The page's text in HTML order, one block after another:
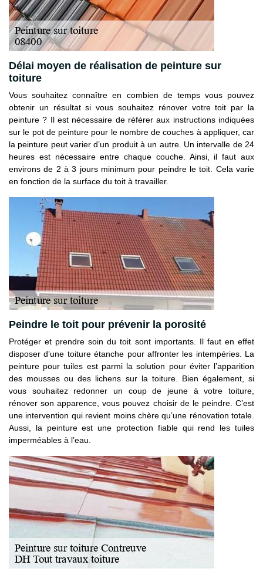
Délai moyen de réalisation de peinture sur
toiture
Vous souhaitez connaître en combien de temps vous pouvez
obtenir un résultat si vous souhaitez rénover votre toit par la
peinture ? Il est nécessaire de référer aux instructions indiquées
sur le pot de peinture pour le nombre de couches à appliquer, car
la peinture peut varier d’un produit à un autre. Un intervalle de 24
heures est nécessaire entre chaque couche. Ainsi, il faut aux
environs de 2 à 3 jours minimum pour peindre le toit. Cela varie
en fonction de la surface du toit à travailler.
Peindre le toit pour prévenir la porosité
Protéger et prendre soin du toit sont importants. Il faut en effet
disposer d’une toiture étanche pour affronter les intempéries. La
peinture pour tuiles est parmi la solution pour éviter l’apparition
des mousses ou des lichens sur la toiture. Bien également, si
vous souhaitez redonner un coup de jeune à votre toiture,
rénover son apparence, vous pouvez choisir de le peindre. C’est
une intervention qui revient moins chère qu’une rénovation totale.
Aussi, la peinture est une protection fiable qui rend les tuiles
imperméables à l’eau.